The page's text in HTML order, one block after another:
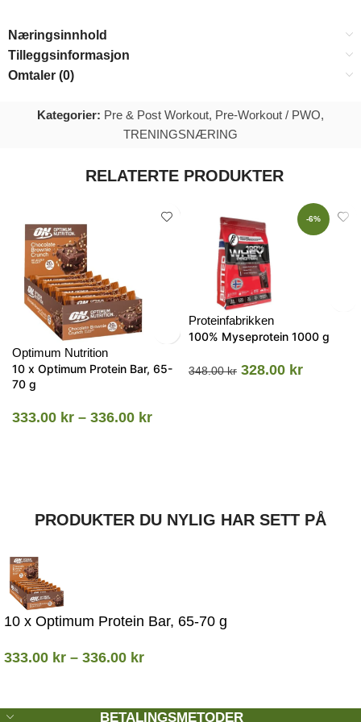
Næringsinnhold
Tilleggsinformasjon
Omtaler (0)
Kategorier: Pre & Post Workout, Pre-Workout / PWO,
TRENINGSNÆRING
RELATERTE PRODUKTER
Optimum Nutrition
10 x Optimum Protein Bar, 65-
70 g
333.00 kr – 336.00 kr
-6%
Proteinfabrikken
100% Myseprotein 1000 g
348.00kr 328.00 kr
PRODUKTER DU NYLIG HAR SETT PÅ
10 x Optimum Protein Bar, 65-70 g
333.00 kr – 336.00 kr
BETALINGSMETODER